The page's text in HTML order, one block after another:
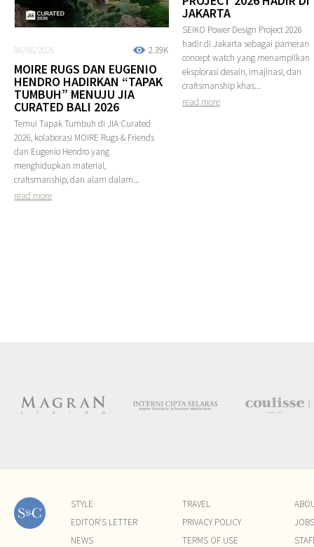
2.39K
06/08/2026
MOIRE RUGS DAN EUGENIO
HENDRO HADIRKAN “TAPAK
TUMBUH” MENUJU JIA
CURATED BALI 2026
Temui Tapak Tumbuh di JIA Curated
2026, kolaborasi MOIRE Rugs & Friends
dan Eugenio Hendro yang
menghidupkan material,
craftsmanship, dan alam dalam...
read more
JAKARTA
SEIKO Power Design Project 2026
hadir di Jakarta sebagai pameran
concept watch yang menampilkan
eksplorasi desain, imajinasi, dan
craftsmanship khas...
read more
STYLE
EDITOR'S LETTER
NEWS
TRAVEL
PRIVACY POLICY
TERMS OF USE
JOBS